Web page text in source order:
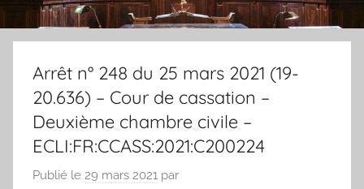
Arrêt n° 248 du 25 mars 2021 (19-
20.636) – Cour de cassation –
Deuxième chambre civile –
ECLI:FR:CCASS:2021:C200224
Publié le 29 mars 2021 par